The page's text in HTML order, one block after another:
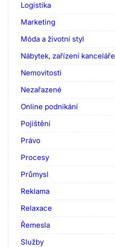
Logistika
Marketing
Móda a životní styl
Nábytek, zařízení kanceláře
Nemovitosti
Nezařazené
Online podnikání
Pojištění
Právo
Procesy
Průmysl
Reklama
Relaxace
Řemesla
Služby